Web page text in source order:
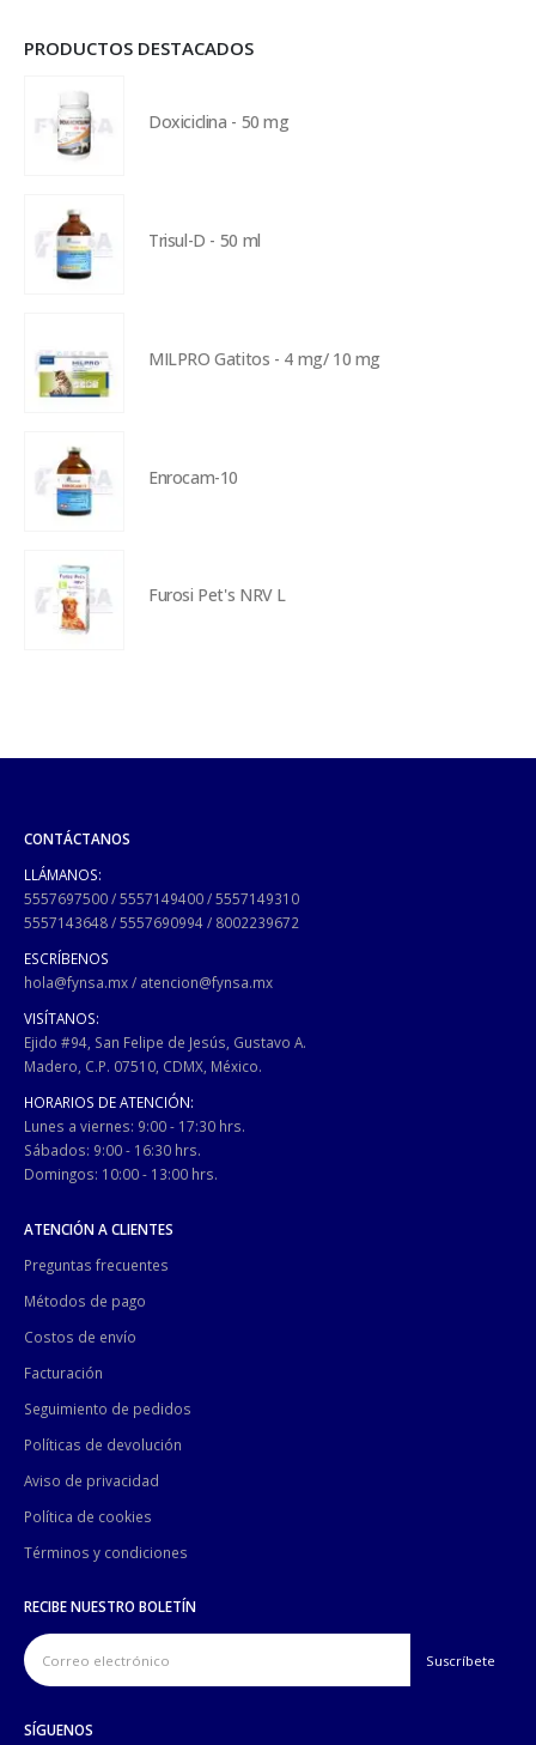
PRODUCTOS DESTACADOS
Doxiciclina - 50 mg
Trisul-D - 50 ml
MILPRO Gatitos - 4 mg/ 10 mg
Enrocam-10
Furosi Pet's NRV L
CONTÁCTANOS
LLÁMANOS:
5557697500/5557149400/5557149310
5557143648/5557690994/ 8002239672
ESCRÍBENOS
hola@fynsa.mx/ atencion@fynsa.mx
VISÍTANOS:
Ejido #94, San Felipe de Jesús, Gustavo A.
Madero, C.P. 07510, CDMX, México.
HORARIOS DE ATENCIÓN:
Lunes a viernes: 9:00 - 17:30 hrs.
Sábados: 9:00 - 16:30 hrs.
Domingos: 10:00 - 13:00 hrs.
ATENCIÓN A CLIENTES
Preguntas frecuentes
Métodos de pago
Costos de envío
Facturación
Seguimiento de pedidos
Políticas de devolución
Aviso de privacidad
Política de cookies
Términos y condiciones
RECIBE NUESTRO BOLETÍN
SÍGUENOS